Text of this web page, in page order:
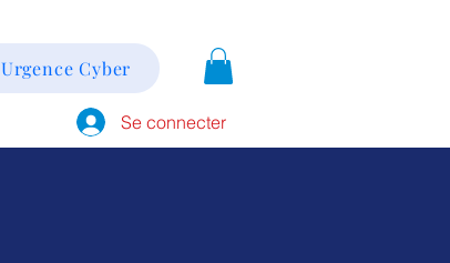
Urgence Cyber
Se connecter